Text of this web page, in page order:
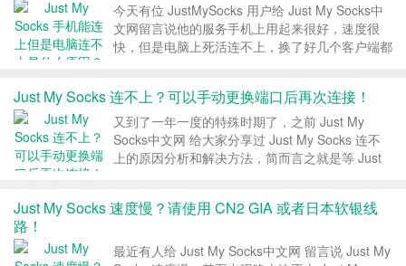
今天有位 JustMySocks 用户给 Just My Socks中
文网留言说他的服务手机上用起来很好，速度很
快，但是电脑上死活连不上，换了好几个客户端都
你也是 Just My Socks...
Just My Socks 连不上？可以手动更换端口后再次连接！
又到了一年一度的特殊时期了，之前 Just My
Socks中文网 给大家分享过 Just My Socks 连不
上的原因分析和解决方法，简而言之就是等 Just
口，这样就可...
Just My Socks 速度慢？请使用 CN2 GIA 或者日本软银线
路！
最近有人给 Just My Socks中文网 留言说 Just My